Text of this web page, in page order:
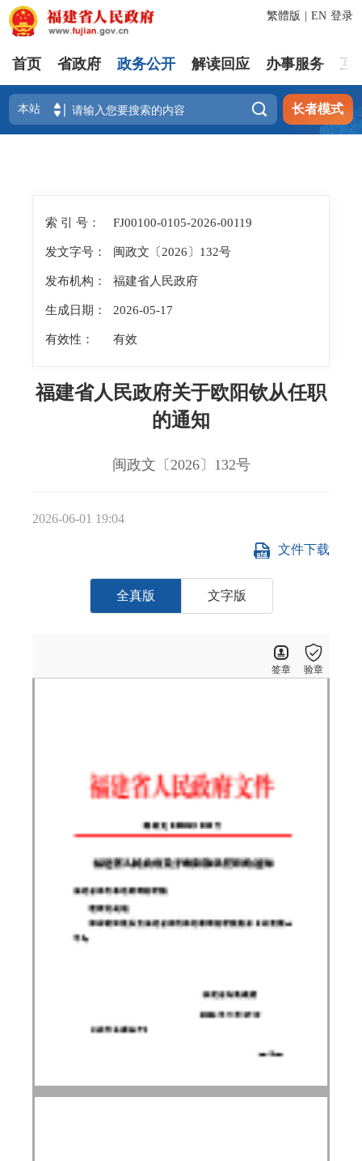
登录
繁體版 EN
首页 省政府 政务公开 解读回应 办事服务 互
 长者模式
索 引 号： FJ00100-0105-2026-00119
发文字号： 闽政文〔2026〕132号
发布机构： 福建省人民政府
生成日期： 2026-05-17
有效性： 有效
福建省人民政府关于欧阳钦从任职
的通知
闽政文〔2026〕132号
2026-06-01 19:04
全真版 文字版
文件下载